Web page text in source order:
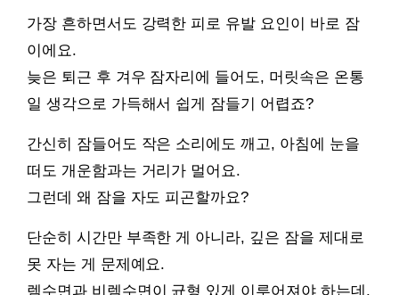
가장 흔하면서도 강력한 피로 유발 요인이 바로 잠
이에요.
늦은 퇴근 후 겨우 잠자리에 들어도, 머릿속은 온통
일 생각으로 가득해서 쉽게 잠들기 어렵죠?
간신히 잠들어도 작은 소리에도 깨고, 아침에 눈을
떠도 개운함과는 거리가 멀어요.
그런데 왜 잠을 자도 피곤할까요?
단순히 시간만 부족한 게 아니라, 깊은 잠을 제대로
못 자는 게 문제예요.
렘수면과 비렘수면이 균형 있게 이루어져야 하는데,